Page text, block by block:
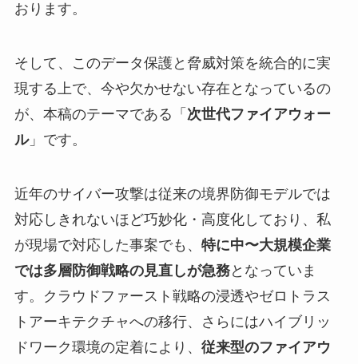
おります。
そして、このデータ保護と脅威対策を統合的に実
現する上で、今や欠かせない存在となっているの
が、本稿のテーマである「 次世代ファイアウォー
ル」です。
近年のサイバー攻撃は従来の境界防御モデルでは
対応しきれないほど巧妙化・高度化しており、私
が現場で対応した事案でも、 特に中〜大規模企業
では多層防御戦略の見直しが急務となっていま
す。クラウドファースト戦略の浸透やゼロトラス
トアーキテクチャへの移行、さらにはハイブリッ
ドワーク環境の定着により、 従来型のファイアウ